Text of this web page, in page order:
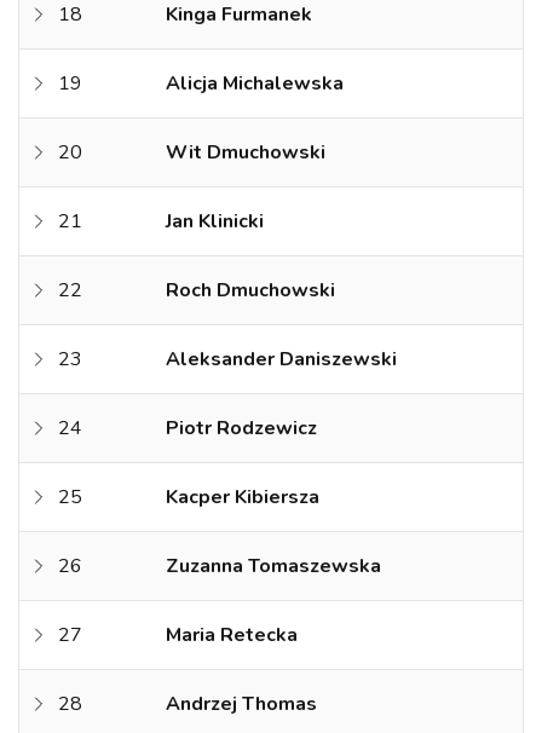
18 Kinga Furmanek
19 Alicja Michalewska
20 Wit Dmuchowski
21 Jan Klinicki
22 Roch Dmuchowski
23 Aleksander Daniszewski
24 Piotr Rodzewicz
25 Kacper Kibiersza
26 Zuzanna Tomaszewska
27 Maria Retecka
28 Andrzej Thomas